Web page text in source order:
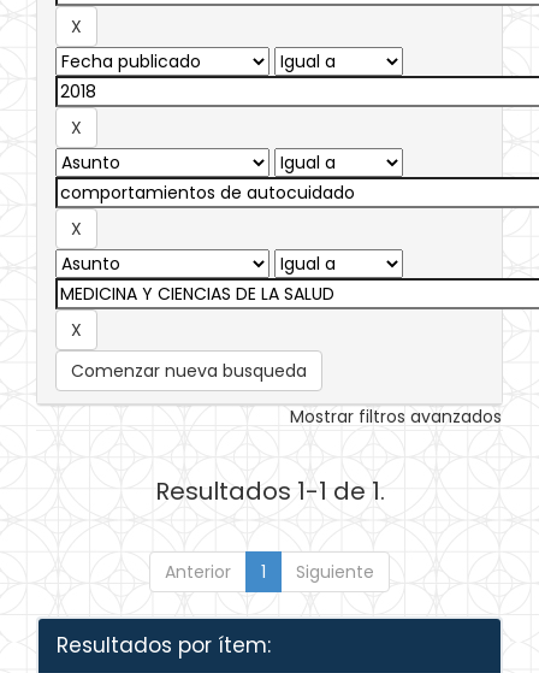
Comenzar nueva busqueda
Mostrar filtros avanzados
Resultados 1-1 de 1.
Anterior 1 Siguiente
Resultados por ítem: